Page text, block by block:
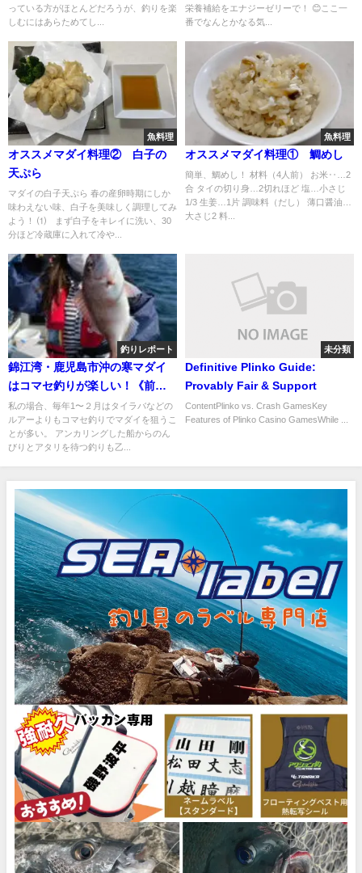
っている方がほとんどだろうが、釣りを楽
しむにはあらためてし...
栄養補給をエナジーゼリーで！ 😊ここ一
番でなんとかなる気...
魚料理
オススメマダイ料理② 白子の
天ぷら
マダイの白子天ぷら 春の産卵時期にしか
味わえない味、白子を美味しく調理してみ
よう！ ⑴ まず白子をキレイに洗い、30
分ほど冷蔵庫に入れて冷や...
魚料理
オススメマダイ料理① 鯛めし
簡単、鯛めし！ 材料（4人前） お米‥…2
合 タイの切り身…2切れほど 塩…小さじ
1/3 生姜…1片 調味料（だし） 薄口醤油…
大さじ2 料...
釣りレポート
錦江湾・鹿児島市沖の寒マダイ
はコマセ釣りが楽しい！《前
編》
私の場合、毎年1〜２月はタイラバなどの
ルアーよりもコマセ釣りでマダイを狙うこ
とが多い。 アンカリングした船からのん
びりとアタリを待つ釣りも乙...
未分類
Definitive Plinko Guide:
Provably Fair & Support
ContentPlinko vs. Crash GamesKey
Features of Plinko Casino GamesWhile ...